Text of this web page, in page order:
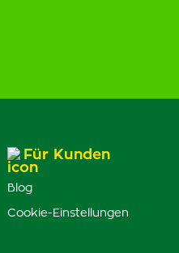
Für Kunden
Blog
Cookie-Einstellungen